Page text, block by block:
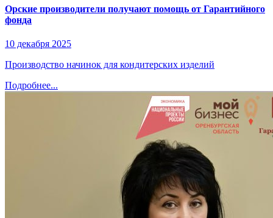
Орские производители получают помощь от Гарантийного
фонда
10 декабря 2025
Производство начинок для кондитерских изделий
Подробнее...